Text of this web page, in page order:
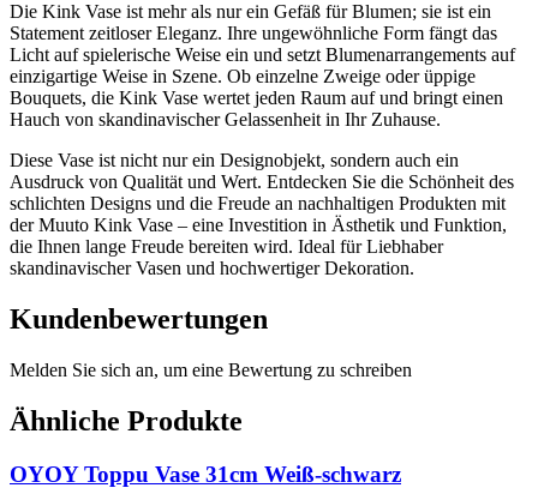
Die Kink Vase ist mehr als nur ein Gefäß für Blumen; sie ist ein
Statement zeitloser Eleganz. Ihre ungewöhnliche Form fängt das
Licht auf spielerische Weise ein und setzt Blumenarrangements auf
einzigartige Weise in Szene. Ob einzelne Zweige oder üppige
Bouquets, die Kink Vase wertet jeden Raum auf und bringt einen
Hauch von skandinavischer Gelassenheit in Ihr Zuhause.
Diese Vase ist nicht nur ein Designobjekt, sondern auch ein
Ausdruck von Qualität und Wert. Entdecken Sie die Schönheit des
schlichten Designs und die Freude an nachhaltigen Produkten mit
der Muuto Kink Vase – eine Investition in Ästhetik und Funktion,
die Ihnen lange Freude bereiten wird. Ideal für Liebhaber
skandinavischer Vasen und hochwertiger Dekoration.
Kundenbewertungen
Melden Sie sich an, um eine Bewertung zu schreiben
Ähnliche Produkte
OYOY Toppu Vase 31cm Weiß-schwarz